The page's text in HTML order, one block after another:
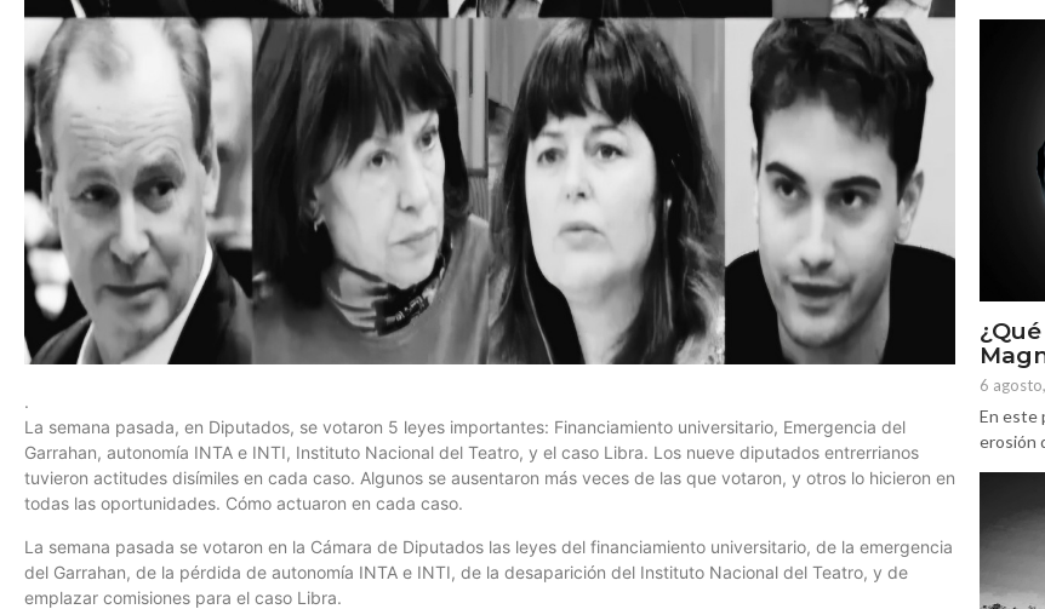
.
La semana pasada, en Diputados, se votaron 5 leyes importantes: Financiamiento universitario, Emergencia del
Garrahan, autonomía INTA e INTI, Instituto Nacional del Teatro, y el caso Libra. Los nueve diputados entrerrianos
tuvieron actitudes disímiles en cada caso. Algunos se ausentaron más veces de las que votaron, y otros lo hicieron en
todas las oportunidades. Cómo actuaron en cada caso.
La semana pasada se votaron en la Cámara de Diputados las leyes del financiamiento universitario, de la emergencia
del Garrahan, de la pérdida de autonomía INTA e INTI, de la desaparición del Instituto Nacional del Teatro, y de
emplazar comisiones para el caso Libra.
6
En este
erosión